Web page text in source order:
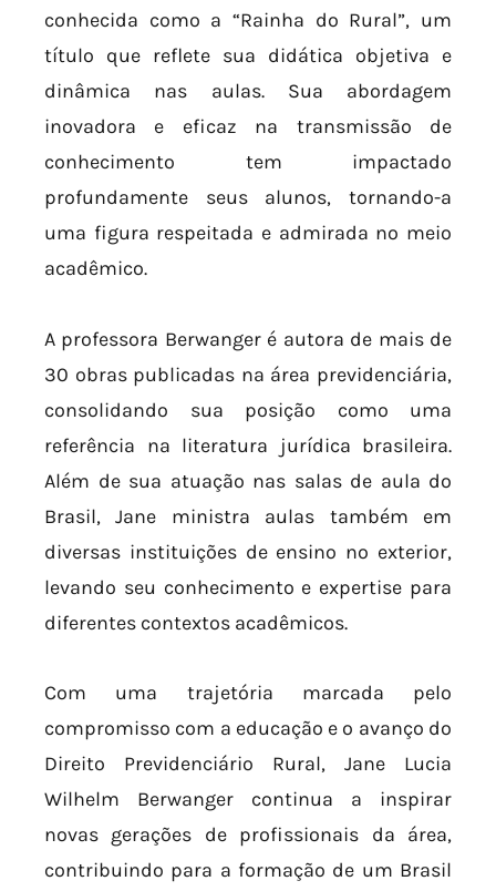
conhecida como a “Rainha do Rural”, um
título que reflete sua didática objetiva e
dinâmica nas aulas. Sua abordagem
inovadora e eficaz na transmissão de
conhecimento tem impactado
profundamente seus alunos, tornando-a
uma figura respeitada e admirada no meio
acadêmico.
A professora Berwanger é autora de mais de
30 obras publicadas na área previdenciária,
consolidando sua posição como uma
referência na literatura jurídica brasileira.
Além de sua atuação nas salas de aula do
Brasil, Jane ministra aulas também em
diversas instituições de ensino no exterior,
levando seu conhecimento e expertise para
diferentes contextos acadêmicos.
Com uma trajetória marcada pelo
compromisso com a educação e o avanço do
Direito Previdenciário Rural, Jane Lucia
Wilhelm Berwanger continua a inspirar
novas gerações de profissionais da área,
contribuindo para a formação de um Brasil